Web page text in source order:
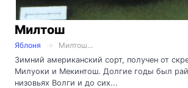
Милтош
Яблоня
Милтош...
Зимний американский сорт, получен от
Милуоки и Мекинтош. Долгие годы был
низовьях Волги и до сих...